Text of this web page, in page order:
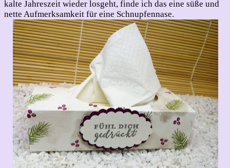
kalte Jahreszeit wieder losgeht, finde ich das eine süße und
nette Aufmerksamkeit für eine Schnupfennase.